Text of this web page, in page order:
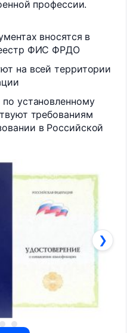
профессии.
вносятся в
ФИС ФРДО
на всей территории
установленному
требованиям
в Российской
❯